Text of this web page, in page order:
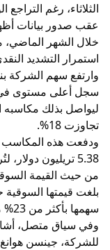
الثلاثاء، رغم
عقب صدور بيانات
خلال الشهر
استمرار التشديد
ليواصل بذلك مكاسبه
تجاوزت 18%.
ودفعت هذه المكاسب
5.38 تريليون
من حيث القيمة
سهمها بأكثر من 23% منذ مطلع العام.
وفي سياق متصل،
للشركة، جينسن